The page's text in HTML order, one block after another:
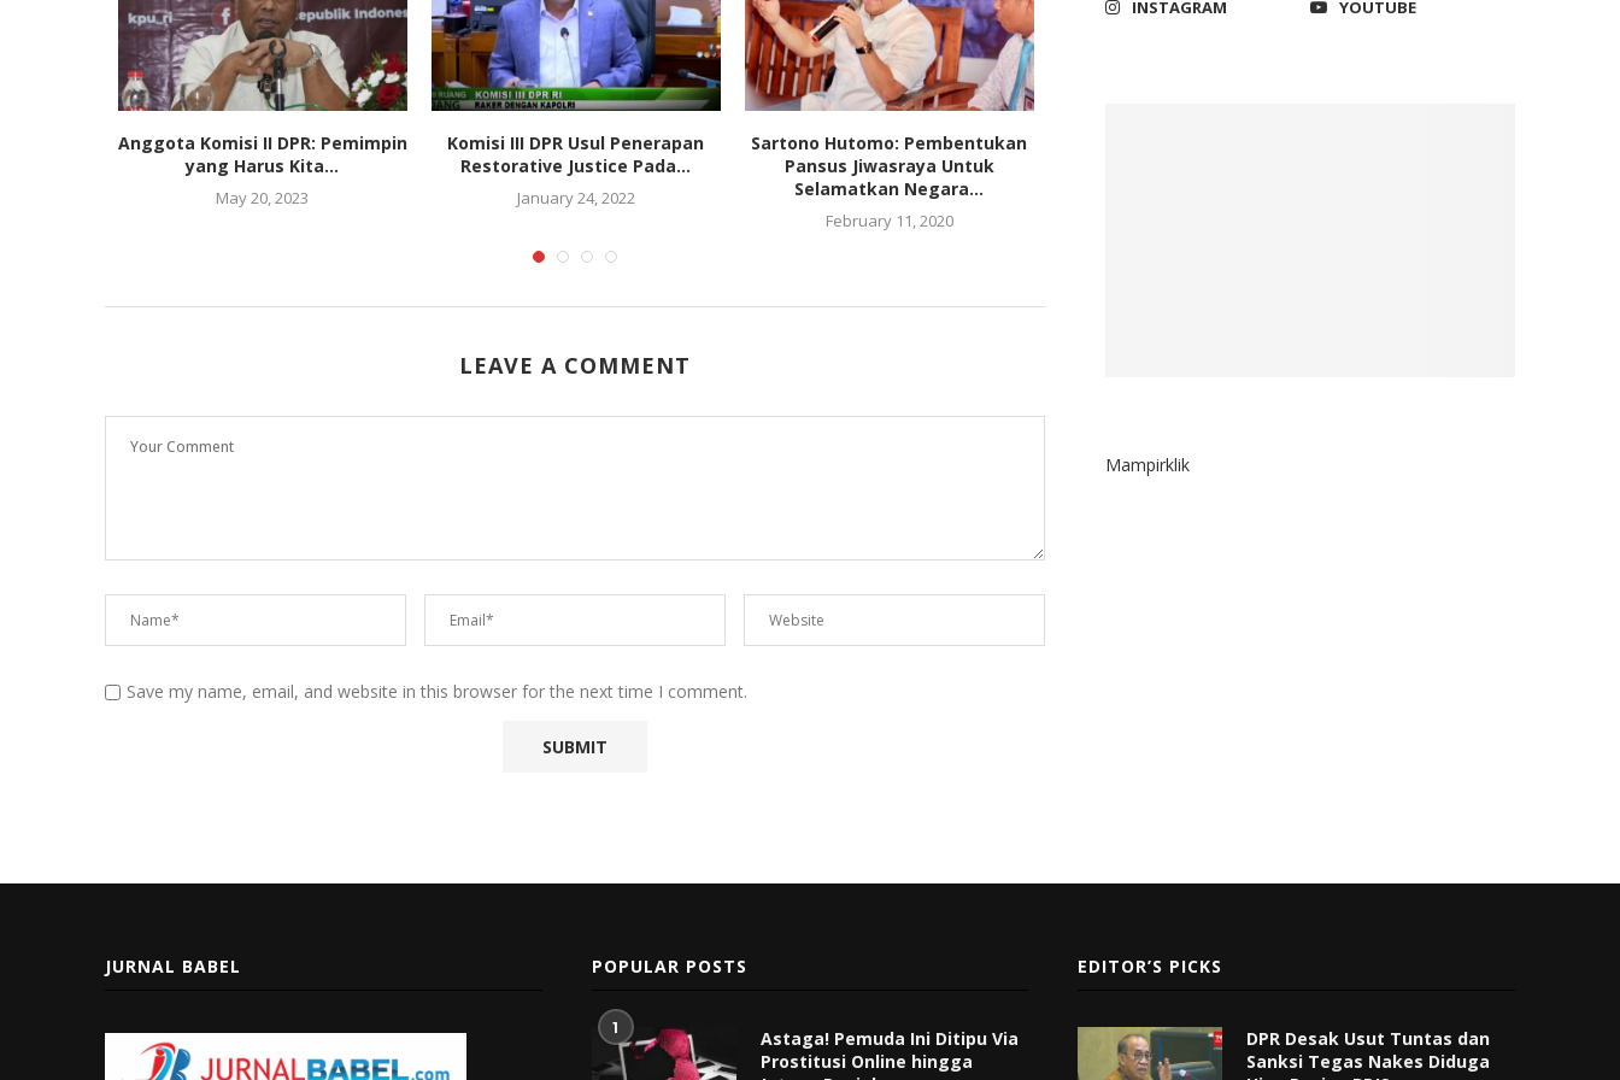
Anggota Komisi II DPR: Pemimpin
yang Harus Kita...
May 20, 2023
Komisi III DPR Usul Penerapan
Restorative Justice Pada...
January 24, 2022
Sartono Hutomo: Pembentukan
Pansus Jiwasraya Untuk
Selamatkan Negara...
February 11, 2020
LEAVE A COMMENT
Save my name, email, and website in this browser for the next time I comment.
INSTAGRAM YOUTUBE
Mampirklik
JURNAL BABEL POPULAR POSTS
1
Astaga! Pemuda Ini Ditipu Via
Prostitusi Online hingga
EDITOR’S PICKS
DPR Desak Usut Tuntas dan
Sanksi Tegas Nakes Diduga